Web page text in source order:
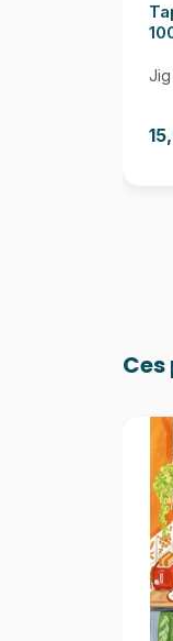
Jig